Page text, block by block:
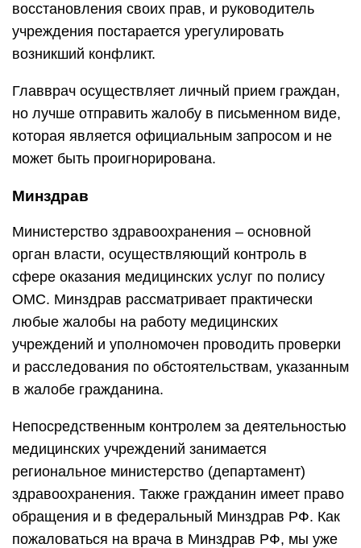
восстановления своих прав, и руководитель
учреждения постарается урегулировать
возникший конфликт.
Главврач осуществляет личный прием граждан,
но лучше отправить жалобу в письменном виде,
которая является официальным запросом и не
может быть проигнорирована.
Минздрав
Министерство здравоохранения – основной
орган власти, осуществляющий контроль в
сфере оказания медицинских услуг по полису
ОМС. Минздрав рассматривает практически
любые жалобы на работу медицинских
учреждений и уполномочен проводить проверки
и расследования по обстоятельствам, указанным
в жалобе гражданина.
Непосредственным контролем за деятельностью
медицинских учреждений занимается
региональное министерство (департамент)
здравоохранения. Также гражданин имеет право
обращения и в федеральный Минздрав РФ. Как
пожаловаться на врача в Минздрав РФ, мы уже